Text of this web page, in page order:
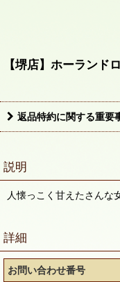
【堺店】ホーラン
返品特約に関する重要
説明
人懐っこく甘えたさんな
詳細
お問い合わせ番号